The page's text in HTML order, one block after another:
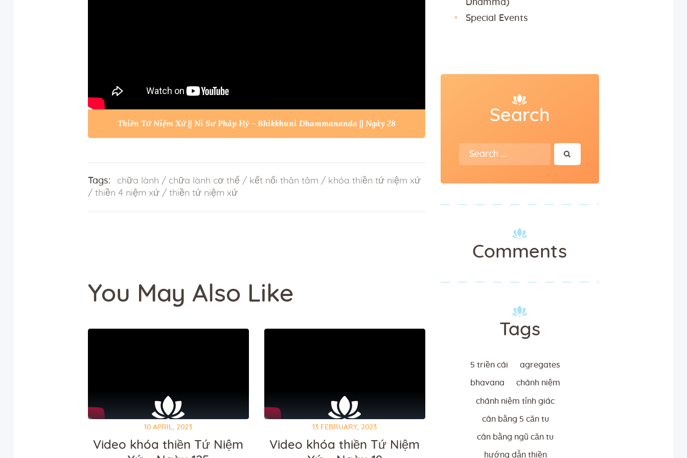
Thiền Tứ Niệm Xứ || Ni Sư Pháp Hỷ – Bhikkhuni Dhammananda || Ngày 28
Tags: chữa lành / chữa lành cơ thể / kết nối thân tâm / khóa thiền tứ niệm xứ
/ thiền 4 niệm xứ/ thiền tứ niệm xứ
You May Also Like
10 APRIL, 2023
Video khóa thiền Tứ Niệm
13 FEBRUARY, 2023
Video khóa thiền Tứ Niệm
Dhamma)
Special Events
Search
Search
for:
Comments
Tags
5 triền cái agregates
bhavana chánh niệm
chánh niệm tỉnh giác
cân bằng 5 căn tu
cân bằng ngũ căn tu
hướng dẫn thiền